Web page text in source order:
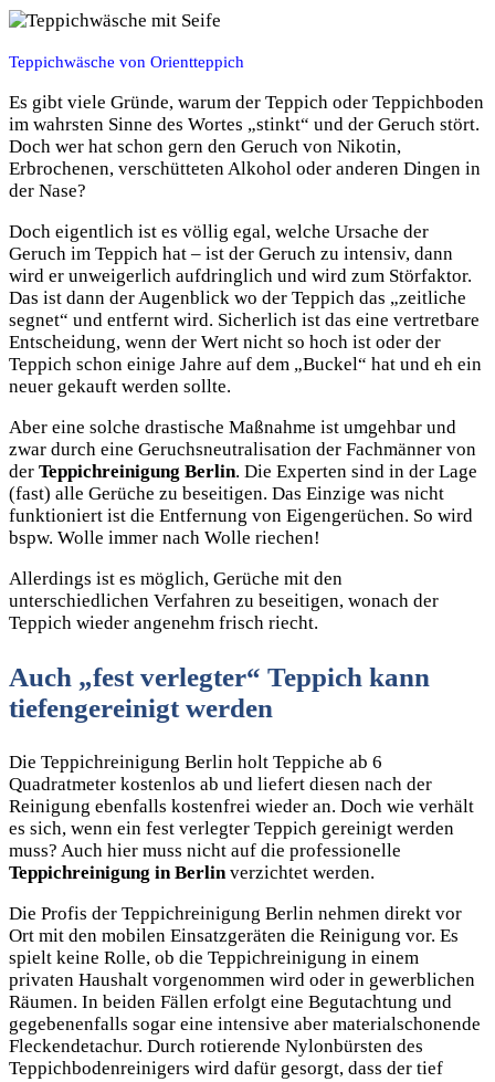
Teppichwäsche von Orientteppich
Es gibt viele Gründe, warum der Teppich oder Teppichboden
im wahrsten Sinne des Wortes „stinkt“ und der Geruch stört.
Doch wer hat schon gern den Geruch von Nikotin,
Erbrochenen, verschütteten Alkohol oder anderen Dingen in
der Nase?
Doch eigentlich ist es völlig egal, welche Ursache der
Geruch im Teppich hat – ist der Geruch zu intensiv, dann
wird er unweigerlich aufdringlich und wird zum Störfaktor.
Das ist dann der Augenblick wo der Teppich das „zeitliche
segnet“ und entfernt wird. Sicherlich ist das eine vertretbare
Entscheidung, wenn der Wert nicht so hoch ist oder der
Teppich schon einige Jahre auf dem „Buckel“ hat und eh ein
neuer gekauft werden sollte.
Aber eine solche drastische Maßnahme ist umgehbar und
zwar durch eine Geruchsneutralisation der Fachmänner von
der Teppichreinigung Berlin. Die Experten sind in der Lage
(fast) alle Gerüche zu beseitigen. Das Einzige was nicht
funktioniert ist die Entfernung von Eigengerüchen. So wird
bspw. Wolle immer nach Wolle riechen!
Allerdings ist es möglich, Gerüche mit den
unterschiedlichen Verfahren zu beseitigen, wonach der
Teppich wieder angenehm frisch riecht.
Auch „fest verlegter“ Teppich kann
tiefengereinigt werden
Die Teppichreinigung Berlin holt Teppiche ab 6
Quadratmeter kostenlos ab und liefert diesen nach der
Reinigung ebenfalls kostenfrei wieder an. Doch wie verhält
es sich, wenn ein fest verlegter Teppich gereinigt werden
muss? Auch hier muss nicht auf die professionelle
Teppichreinigung in Berlinverzichtet werden.
Die Profis der Teppichreinigung Berlin nehmen direkt vor
Ort mit den mobilen Einsatzgeräten die Reinigung vor. Es
spielt keine Rolle, ob die Teppichreinigung in einem
privaten Haushalt vorgenommen wird oder in gewerblichen
Räumen. In beiden Fällen erfolgt eine Begutachtung und
gegebenenfalls sogar eine intensive aber materialschonende
Fleckendetachur. Durch rotierende Nylonbürsten des
Teppichbodenreinigers wird dafür gesorgt, dass der tief